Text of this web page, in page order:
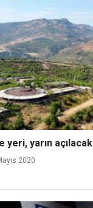
yeri, yarın açılacak
2020